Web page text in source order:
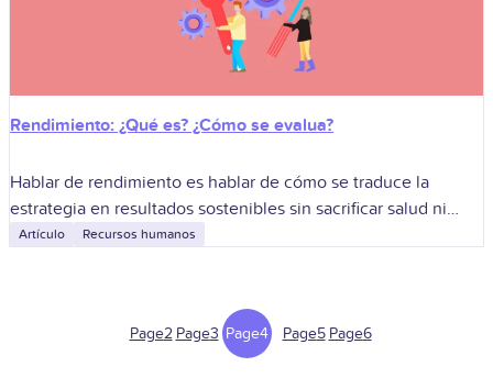
Rendimiento: ¿Qué es? ¿Cómo se evalua?
Hablar de rendimiento es hablar de cómo se traduce la
estrategia en resultados sostenibles sin sacrificar salud ni
cumplimiento. En Colombia, la conversación madura se
Artículo Recursos humanos
Page2 Page3 Page4 Page5 Page6